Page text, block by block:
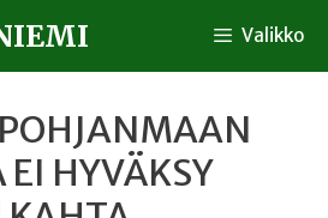
Valikko
EI HYVÄKSY